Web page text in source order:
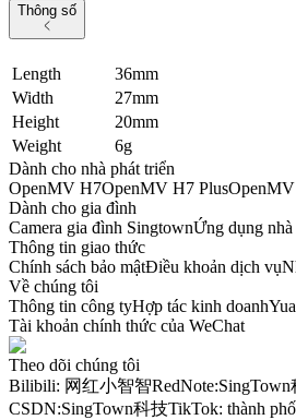
Thông số
Length
36mm
Width
27mm
Height
20mm
Weight
6g
Dành cho nhà phát triển
OpenMV H7OpenMV H7 Plus
Dành cho gia đình
Camera gia đình SingtownỨng dụng
Thông tin giao thức
Chính sách bảo mậtĐiều khoản dịch vụ
Về chúng tôi
Thông tin công tyHợp tác kinh doanh
Tài khoản chính thức của WeChat
Theo dõi chúng tôi
Bilibili: 网红小智智
CSDN:SingTown科技TikTok: thành